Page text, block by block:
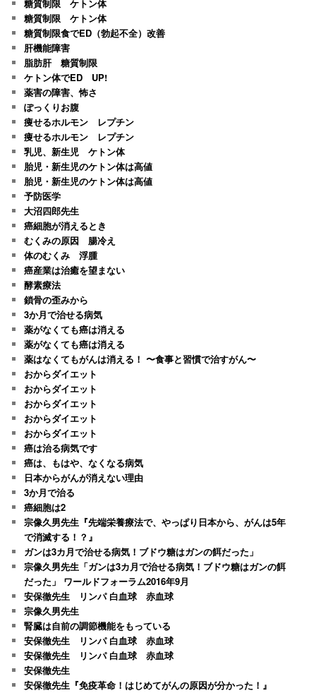
糖質制限 ケトン体
糖質制限 ケトン体
糖質制限食でED（勃起不全）改善
肝機能障害
脂肪肝 糖質制限
ケトン体でED UP!
薬害の障害、怖さ
ぽっくりお腹
痩せるホルモン レプチン
痩せるホルモン レプチン
乳児、新生児 ケトン体
胎児・新生児のケトン体は高値
胎児・新生児のケトン体は高値
予防医学
大沼四郎先生
癌細胞が消えるとき
むくみの原因 腸冷え
体のむくみ 浮腫
癌産業は治癒を望まない
酵素療法
鎖骨の歪みから
3か月で治せる病気
薬がなくても癌は消える
薬がなくても癌は消える
薬はなくてもがんは消える！ 〜食事と習慣で治すがん〜
おからダイエット
おからダイエット
おからダイエット
おからダイエット
おからダイエット
癌は治る病気です
癌は、もはや、なくなる病気
日本からがんが消えない理由
3か月で治る
癌細胞は2
宗像久男先生『先端栄養療法で、やっぱり日本から、がんは5年
で消滅する！？』
ガンは3カ月で治せる病気！ブドウ糖はガンの餌だった」
宗像久男先生「ガンは3カ月で治せる病気！ブドウ糖はガンの餌
だった」 ワールドフォーラム2016年9月
安保徹先生 リンパ 白血球 赤血球
宗像久男先生
腎臓は自前の調節機能をもっている
安保徹先生 リンパ 白血球 赤血球
安保徹先生 リンパ 白血球 赤血球
安保徹先生
安保徹先生『免疫革命！はじめてがんの原因が分かった！』